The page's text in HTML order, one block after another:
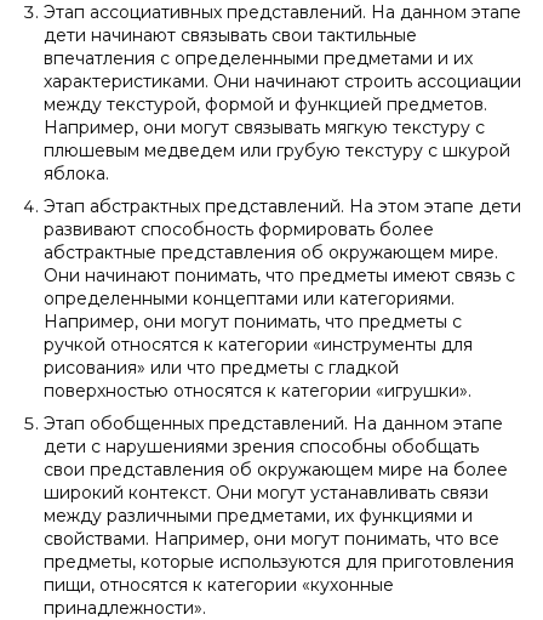
Этап ассоциативных представлений. На данном этапе
дети начинают связывать свои тактильные
впечатления с определенными предметами и их
характеристиками. Они начинают строить ассоциации
между текстурой, формой и функцией предметов.
Например, они могут связывать мягкую текстуру с
плюшевым медведем или грубую текстуру с шкурой
яблока.
Этап абстрактных представлений. На этом этапе дети
развивают способность формировать более
абстрактные представления об окружающем мире.
Они начинают понимать, что предметы имеют связь с
определенными концептами или категориями.
Например, они могут понимать, что предметы с
ручкой относятся к категории «инструменты для
рисования» или что предметы с гладкой
поверхностью относятся к категории «игрушки».
Этап обобщенных представлений. На данном этапе
дети с нарушениями зрения способны обобщать
свои представления об окружающем мире на более
широкий контекст. Они могут устанавливать связи
между различными предметами, их функциями и
свойствами. Например, они могут понимать, что все
предметы, которые используются для приготовления
пищи, относятся к категории «кухонные
принадлежности».